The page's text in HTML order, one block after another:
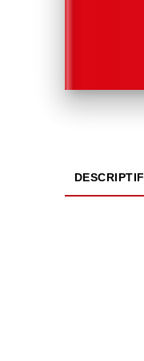
DESCRIPTIF